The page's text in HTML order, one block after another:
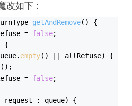
改如下：
getAndRemove()
{
= false;
{
empty() || allRefuse) {
();
=
false;
request : queue) {